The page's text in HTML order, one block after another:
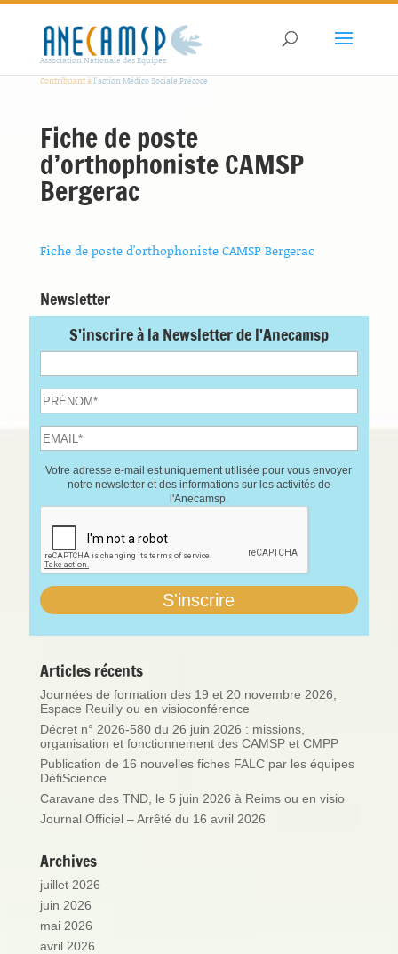
Association Nationale des Equipes
Contribuant àl'action Médico Sociale Précoce
Fiche de poste
d’orthophoniste CAMSP
Bergerac
Fiche de poste d'orthophoniste CAMSP Bergerac
Newsletter
S'inscrire à la Newsletter de l'Anecamsp
Votre adresse e-mail est uniquement utilisée pour vous envoyer
notre newsletter et des informations sur les activités de
l'Anecamsp.
Articles récents
Journées de formation des 19 et 20 novembre 2026,
Espace Reuilly ou en visioconférence
Décret n° 2026-580 du 26 juin 2026 : missions,
organisation et fonctionnement des CAMSP et CMPP
Publication de 16 nouvelles fiches FALC par les équipes
DéfiScience
Caravane des TND, le 5 juin 2026 à Reims ou en visio
Journal Officiel – Arrêté du 16 avril 2026
Archives
juillet 2026
juin 2026
mai 2026
avril 2026